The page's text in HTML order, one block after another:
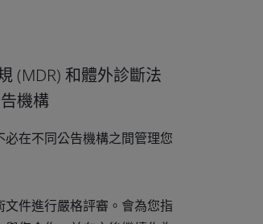
(MDR) 和體外診斷法
機構
在不同公告機構之間管理您
件進行嚴格評審。會為您指